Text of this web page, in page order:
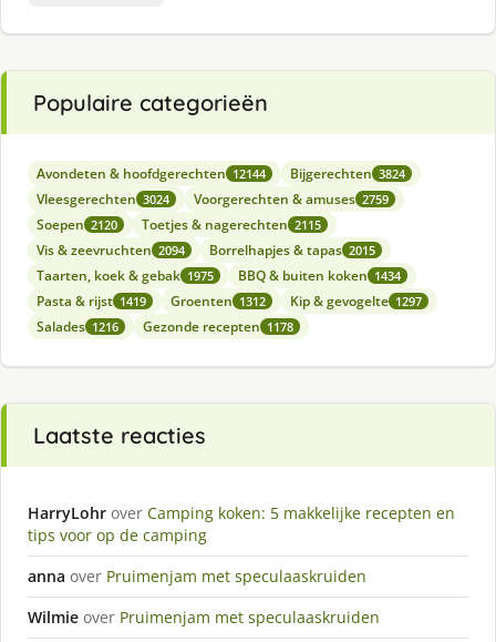
Populaire categorieën
Avondeten & hoofdgerechten 12144 Bijgerechten 3824
Vleesgerechten 3024 Voorgerechten & amuses 2759
Soepen 2120 Toetjes & nagerechten 2115
Vis & zeevruchten 2094 Borrelhapjes & tapas 2015
Taarten, koek & gebak 1975 BBQ & buiten koken 1434
Pasta & rijst 1419 Groenten 1312 Kip & gevogelte 1297
Salades 1216 Gezonde recepten 1178
Laatste reacties
HarryLohr over Camping koken: 5 makkelijke recepten en
tips voor op de camping
anna over Pruimenjam met speculaaskruiden
Wilmie over Pruimenjam met speculaaskruiden